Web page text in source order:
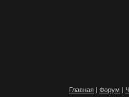
Главная | Форум |